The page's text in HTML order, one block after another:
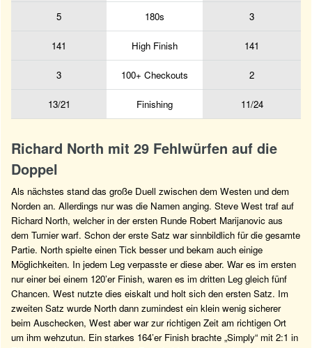
5 180s 3
141 High Finish 141
3 100+ Checkouts 2
13/21 Finishing 11/24
Richard North mit 29 Fehlwürfen auf die
Doppel
Als nächstes stand das große Duell zwischen dem Westen und dem
Norden an. Allerdings nur was die Namen anging. Steve West traf auf
Richard North, welcher in der ersten Runde Robert Marijanovic aus
dem Turnier warf. Schon der erste Satz war sinnbildlich für die gesamte
Partie. North spielte einen Tick besser und bekam auch einige
Möglichkeiten. In jedem Leg verpasste er diese aber. War es im ersten
nur einer bei einem 120’er Finish, waren es im dritten Leg gleich fünf
Chancen. West nutzte dies eiskalt und holt sich den ersten Satz. Im
zweiten Satz wurde North dann zumindest ein klein wenig sicherer
beim Auschecken, West aber war zur richtigen Zeit am richtigen Ort
um ihm wehzutun. Ein starkes 164’er Finish brachte „Simply“ mit 2:1 in